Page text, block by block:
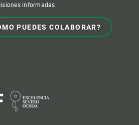
informadas.
PUEDES COLABORAR?